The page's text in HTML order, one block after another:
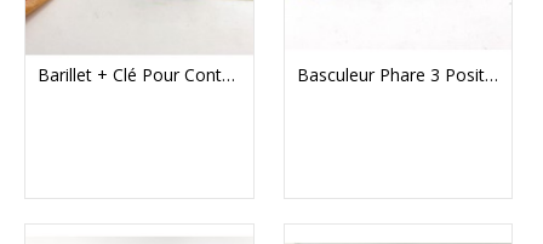
Barillet + Clé Pour Contacteur À Clé Réf 10163 (10145) Basculeur Phare 3 Positions (10122)